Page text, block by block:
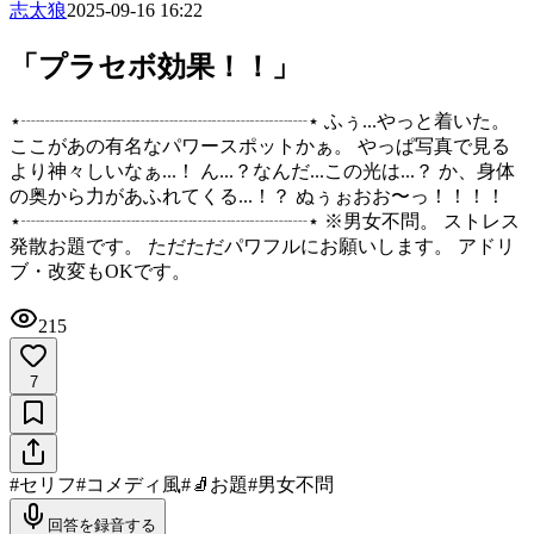
志太狼2025-09-16 16:22
「プラセボ効果！！」
⋆┈┈┈┈┈┈┈┈┈┈┈┈┈┈┈⋆ ふぅ...やっと着いた。
ここがあの有名なパワースポットかぁ。 やっぱ写真で見る
より神々しいなぁ...！ ん...？なんだ...この光は...？ か、身体
の奥から力があふれてくる...！？ ぬぅぉおお〜っ！！！！
⋆┈┈┈┈┈┈┈┈┈┈┈┈┈┈┈⋆ ※男女不問。 ストレス
発散お題です。 ただただパワフルにお願いします。 アドリ
ブ・改変もOKです。
215
7
#セリフ#コメディ風#🧦お題#男女不問
回答を録音する